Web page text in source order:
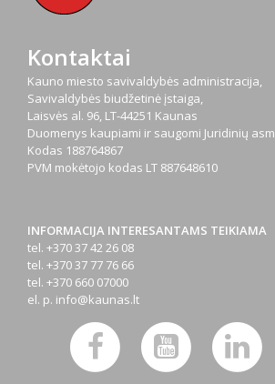
Kontaktai
Kauno miesto savivaldybės administracija,
Savivaldybės biudžetinė įstaiga,
Laisvės al. 96, LT-44251 Kaunas
Duomenys kaupiami ir saugomi Juridinių
Kodas 188764867
PVM mokėtojo kodas LT 887648610
INFORMACIJA INTERESANTAMS TEIKIAMA
tel. +370 37 42 26 08
tel. +370 37 77 76 66
tel. +370 660 07000
el. p. info@kaunas.lt